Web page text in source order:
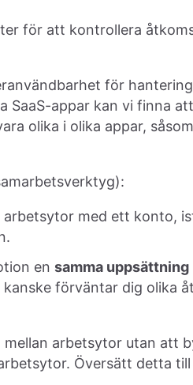
för att kontrollera
för
SaaS-appar kan vi finna
olika i olika appar,
arbetsytor med ett konto,
en samma uppsättning
kanske förväntar dig olika
arbetsytor utan att
Översätt detta